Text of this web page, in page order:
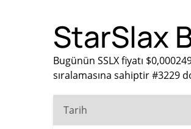
StarSlax
Bugünün SSLX fiyatı
sıralamasına sahiptir #3229
Tarih